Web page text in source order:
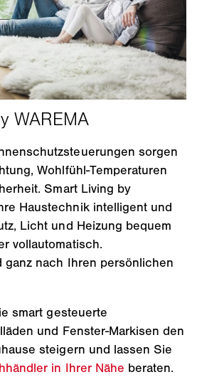
sorgen
Wohlfühl-Temperaturen
Smart Living by
Haustechnik intelligent und
Licht und Heizung bequem
vollautomatisch.
ganz nach Ihren persönlichen
smart gesteuerte
und Fenster-Markisen den
steigern und lassen Sie
in Ihrer Nähe beraten.